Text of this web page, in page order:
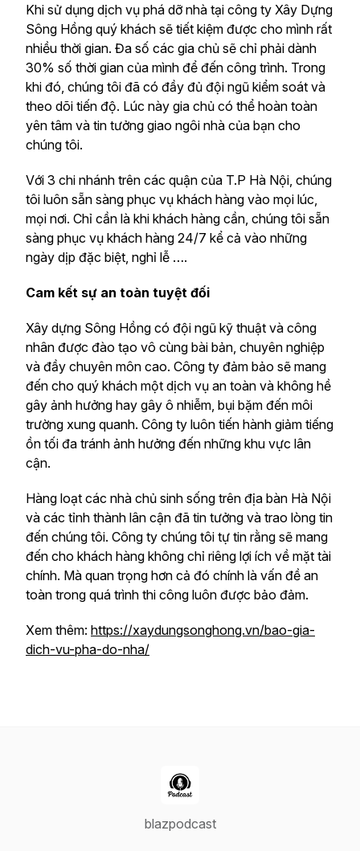
Khi sử dụng dịch vụ phá dỡ nhà tại công ty Xây Dựng
Sông Hồng quý khách sẽ tiết kiệm được cho mình rất
nhiều thời gian. Đa số các gia chủ sẽ chỉ phải dành
30% số thời gian của mình để đến công trình. Trong
khi đó, chúng tôi đã có đầy đủ đội ngũ kiểm soát và
theo dõi tiến độ. Lúc này gia chủ có thể hoàn toàn
yên tâm và tin tưởng giao ngôi nhà của bạn cho
chúng tôi.
Với 3 chi nhánh trên các quận của T.P Hà Nội, chúng
tôi luôn sẵn sàng phục vụ khách hàng vào mọi lúc,
mọi nơi. Chỉ cần là khi khách hàng cần, chúng tôi sẵn
sàng phục vụ khách hàng 24/7 kể cả vào những
ngày dịp đặc biệt, nghỉ lễ ….
Cam kết sự an toàn tuyệt đối
Xây dựng Sông Hồng có đội ngũ kỹ thuật và công
nhân được đào tạo vô cùng bài bản, chuyên nghiệp
và đầy chuyên môn cao. Công ty đảm bảo sẽ mang
đến cho quý khách một dịch vụ an toàn và không hề
gây ảnh hưởng hay gây ô nhiễm, bụi bặm đến môi
trường xung quanh. Công ty luôn tiến hành giảm tiếng
ồn tối đa tránh ảnh hưởng đến những khu vực lân
cận.
Hàng loạt các nhà chủ sinh sống trên địa bàn Hà Nội
và các tỉnh thành lân cận đã tin tưởng và trao lòng tin
đến chúng tôi. Công ty chúng tôi tự tin rằng sẽ mang
đến cho khách hàng không chỉ riêng lợi ích về mặt tài
chính. Mà quan trọng hơn cả đó chính là vấn đề an
toàn trong quá trình thi công luôn được bảo đảm.
Xem thêm: https://xaydungsonghong.vn/bao-gia-
dich-vu-pha-do-nha/
blazpodcast